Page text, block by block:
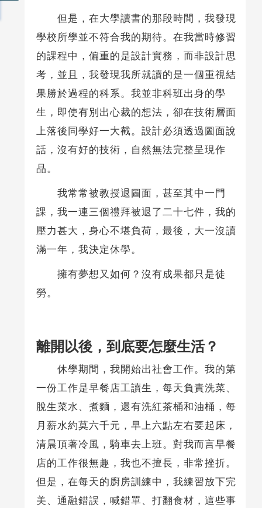
但是，在大學讀書的那段時間，我發現
學校所學並不符合我的期待。在我當時修習
的課程中，偏重的是設計實務，而非設計思
考，並且，我發現我所就讀的是一個重視結
果勝於過程的科系。我並非科班出身的學
生，即使有別出心裁的想法，卻在技術層面
上落後同學好一大截。設計必須透過圖面說
話，沒有好的技術，自然無法完整呈現作
品。
我常常被教授退圖面，甚至其中一門
課，我一連三個禮拜被退了二十七件，我的
壓力甚大，身心不堪負荷，最後，大一沒讀
滿一年，我決定休學。
擁有夢想又如何？沒有成果都只是徒
勞。
離開以後，到底要怎麼生活？
休學期間，我開始出社會工作。我的第
一份工作是早餐店工讀生，每天負責洗菜、
脫生菜水、煮麵，還有洗紅茶桶和油桶，每
月薪水約莫六千元，早上六點左右要起床，
清晨頂著冷風，騎車去上班。對我而言早餐
店的工作很無趣，我也不擅長，非常挫折。
但是，在每天的廚房訓練中，我練習放下完
美、通融錯誤，喊錯單、打翻食材，這些事